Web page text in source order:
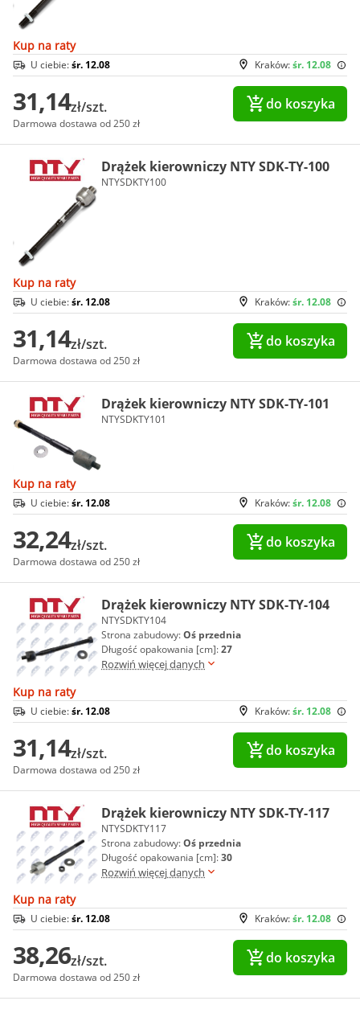
Kup na raty
Kraków:śr. 12.08
U ciebie:śr. 12.08
31,14zł/szt.
Darmowa dostawa od 250 zł
do koszyka
Drążek kierowniczy NTY SDK-TY-100
NTYSDKTY100
Kup na raty
Kraków:śr. 12.08
U ciebie:śr. 12.08
31,14zł/szt.
Darmowa dostawa od 250 zł
do koszyka
Drążek kierowniczy NTY SDK-TY-101
NTYSDKTY101
Kup na raty
Kraków:śr. 12.08
U ciebie:śr. 12.08
32,24zł/szt.
Darmowa dostawa od 250 zł
do koszyka
Drążek kierowniczy NTY SDK-TY-104
NTYSDKTY104
Strona zabudowy:Oś przednia
Długość opakowania [cm]:27
Rozwiń więcej danych
Kup na raty
Kraków:śr. 12.08
U ciebie:śr. 12.08
31,14zł/szt.
Darmowa dostawa od 250 zł
do koszyka
Drążek kierowniczy NTY SDK-TY-117
NTYSDKTY117
Strona zabudowy:Oś przednia
Długość opakowania [cm]:30
Rozwiń więcej danych
Kup na raty
Kraków:śr. 12.08
U ciebie:śr. 12.08
38,26zł/szt.
Darmowa dostawa od 250 zł
do koszyka